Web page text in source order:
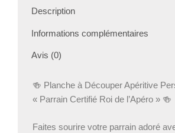
Description
Informations complémentaires
Avis (0)
🍻 Planche à Découper Apéritive
« Parrain Certifié Roi de l’Apéro » 🍻
Faites sourire votre parrain adoré